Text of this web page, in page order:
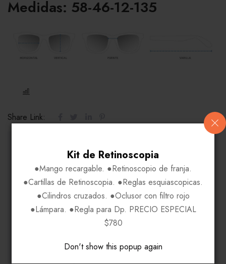
Kit de Retinoscopia
●Mango recargable. ●Retinoscopio de franja.
●Cartillas de Retinoscopia. ●Reglas esquiascopicas.
●Cilindros cruzados. ●Oclusor con filtro rojo
●Lámpara. ●Regla para Dp. PRECIO ESPECIAL
$780
Don't show this popup again
Medidas: 58-46-12-135
Share Link:
MEDIDAS H58-V46-P12-VA135
MARCA BEBE
Acetato